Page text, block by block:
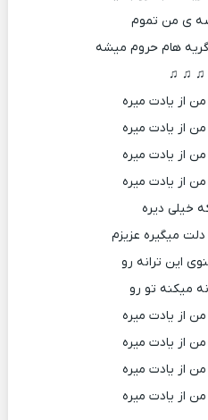
ی من تموم
هام حروم میشه
♫ ♫ ♫
از یادت میره
از یادت میره
از یادت میره
از یادت میره
خیلی دیره
میگیره عزیزم
این ترانه رو
میکنه تو رو
از یادت میره
از یادت میره
از یادت میره
از یادت میره